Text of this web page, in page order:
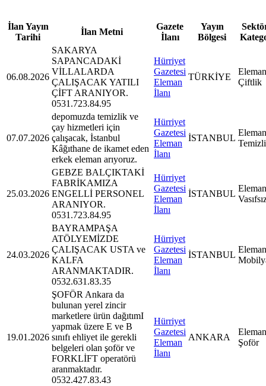
İlan Yayın
Tarihi
İlan Metni
Gazete
İlanı
Yayın
Bölgesi
06.08.2026
SAKARYA
SAPANCADAKİ
VİLLALARDA
ÇALIŞACAK YATILI
ÇİFT ARANIYOR.
0531.723.84.95
Hürriyet
Gazetesi
Eleman
İlanı
TÜRKİYE
Çiftlik
07.07.2026
depomuzda temizlik ve
çay hizmetleri için
çalışacak, İstanbul
Kâğıthane de ikamet eden
erkek eleman arıyoruz.
Hürriyet
Gazetesi
Eleman
İlanı
İSTANBUL
25.03.2026
GEBZE BALÇIKTAKİ
FABRİKAMIZA
ENGELLİ PERSONEL
ARANIYOR.
0531.723.84.95
Hürriyet
Gazetesi
Eleman
İlanı
İSTANBUL
24.03.2026
BAYRAMPAŞA
ATÖLYEMİZDE
ÇALIŞACAK USTA ve
KALFA
ARANMAKTADIR.
0532.631.83.35
Hürriyet
Gazetesi
Eleman
İlanı
İSTANBUL
19.01.2026
ŞOFÖR Ankara da
bulunan yerel zincir
marketlere ürün dağıtımI
yapmak üzere E ve B
sınıfı ehliyet ile gerekli
belgeleri olan şoför ve
FORKLİFT operatörü
aranmaktadır.
0532.427.83.43
Hürriyet
Gazetesi
Eleman
İlanı
ANKARA
Şoför